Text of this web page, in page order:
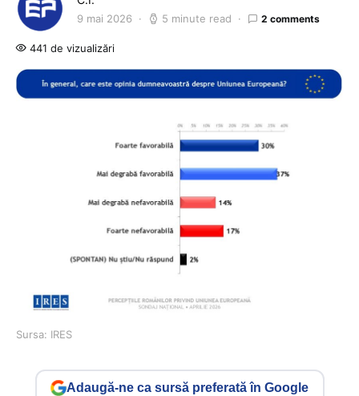
9 mai 2026 5 minute read 2 comments
441 de vizualizări
Sursa: IRES
Adaugă-ne ca sursă preferată în Google